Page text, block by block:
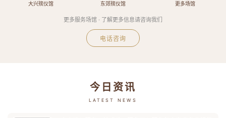
大兴殡仪馆 东郊殡仪馆 更多场馆
更多服务场馆 · 了解更多信息请咨询我们
电话咨询
今日资讯
LATEST NEWS